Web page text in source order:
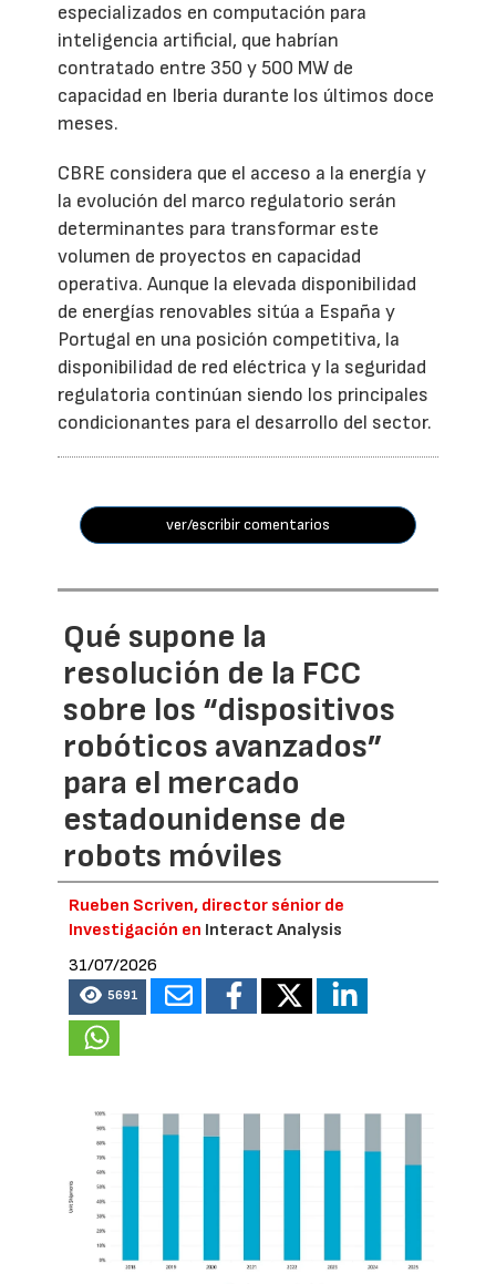
especializados en computación para
inteligencia artificial, que habrían
contratado entre 350 y 500 MW de
capacidad en Iberia durante los últimos doce
meses.
CBRE considera que el acceso a la energía y
la evolución del marco regulatorio serán
determinantes para transformar este
volumen de proyectos en capacidad
operativa. Aunque la elevada disponibilidad
de energías renovables sitúa a España y
Portugal en una posición competitiva, la
disponibilidad de red eléctrica y la seguridad
regulatoria continúan siendo los principales
condicionantes para el desarrollo del sector.
ver/escribir comentarios
Qué supone la
resolución de la FCC
sobre los “dispositivos
robóticos avanzados”
para el mercado
estadounidense de
robots móviles
Rueben Scriven, director sénior de
Investigación en Interact Analysis
31/07/2026
5691